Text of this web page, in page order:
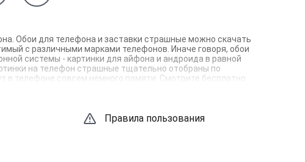
Обои для телефона и заставки страшные можно скачать
с различными марками телефонов. Иначе говоря, обои
системы - картинки для айфона и андроида в равной
на телефон страшные тщательно отобраны по
в телефоне совсем немного памяти. Смотрите бесплатно
Правила пользования